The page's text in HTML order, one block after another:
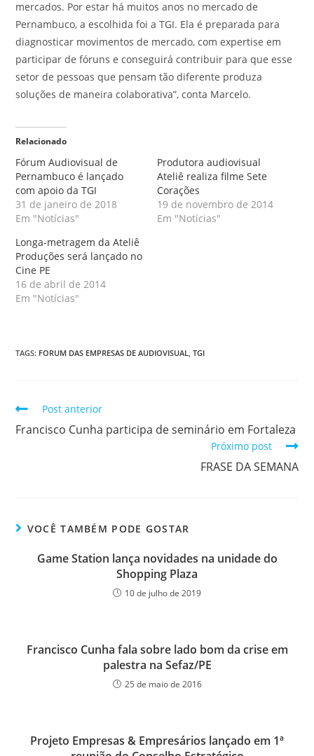
mercados. Por estar há muitos anos no mercado de
Pernambuco, a escolhida foi a TGI. Ela é preparada para
diagnosticar movimentos de mercado, com expertise em
participar de fóruns e conseguirá contribuir para que esse
setor de pessoas que pensam tão diferente produza
soluções de maneira colaborativa”, conta Marcelo.
Relacionado
Fórum Audiovisual de
Pernambuco é lançado
com apoio da TGI
31 de janeiro de 2018
Em "Notícias"
Produtora audiovisual
Ateliê realiza filme Sete
Corações
19 de novembro de 2014
Em "Notícias"
Longa-metragem da Ateliê
Produções será lançado no
Cine PE
16 de abril de 2014
Em "Notícias"
TAGS: FORUM DAS EMPRESAS DE AUDIOVISUAL, TGI
Post anterior
Francisco Cunha participa de seminário em Fortaleza
Próximo post
FRASE DA SEMANA
VOCÊ TAMBÉM PODE GOSTAR
Game Station lança novidades na unidade do
Shopping Plaza
10 de julho de 2019
Francisco Cunha fala sobre lado bom da crise em
palestra na Sefaz/PE
25 de maio de 2016
Projeto Empresas & Empresários lançado em 1ª